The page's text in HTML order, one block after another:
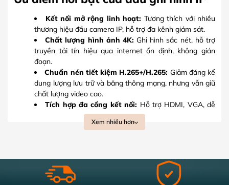
Kết nối mở rộng linh hoạt: Tương thích với nhiều
thương hiệu đầu camera IP, hỗ trợ đa kênh giám sát.
Chất lượng hình ảnh 4K: Ghi hình sắc nét, hỗ trợ
truyền tải tín hiệu qua internet ổn định, không gián
đoạn.
Chuẩn nén tiết kiệm H.265+/H.265: Giảm đáng kể
dung lượng lưu trữ và băng thông mạng, nhưng vẫn giữ
chất lượng video cao.
Tích hợp đa cổng kết nối: Hỗ trợ HDMI, VGA, dễ
dàng kết nối với tivi, màn hình giám sát hay các hệ
quan trọng.
Quản lý từ xa tiện lợi:
Hỗ trợ phần mềm giám sát
và ứng dụng điện thoại, cho phép bạn theo dõi mọi lúc,
Xem nhiều hơn